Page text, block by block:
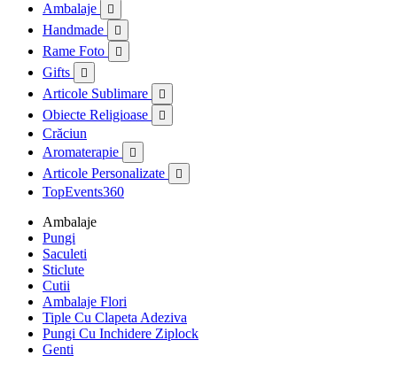
Ambalaje

Handmade 
Rame Foto 
Gifts 
Articole Sublimare 
Obiecte Religioase 
Crăciun
Aromaterapie

Articole Personalizate 
TopEvents360
Ambalaje
Pungi
Saculeti
Sticlute
Cutii
Ambalaje Flori
Tiple Cu Clapeta Adeziva
Pungi Cu Inchidere Ziplock
Genti